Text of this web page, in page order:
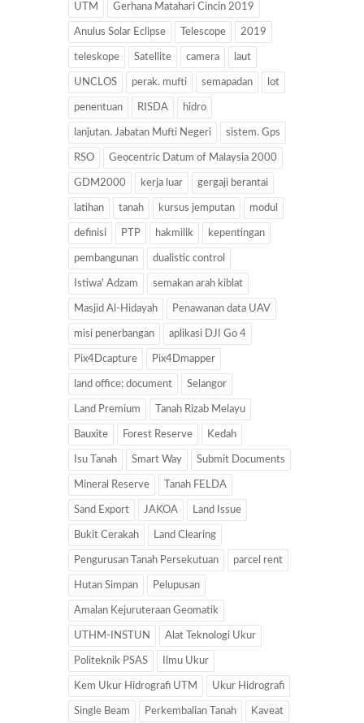
UTM Gerhana Matahari Cincin 2019
Anulus Solar Eclipse Telescope 2019
teleskope Satellite camera laut
UNCLOS perak. mufti semapadan lot
penentuan RISDA hidro
lanjutan. Jabatan Mufti Negeri sistem. Gps
RSO Geocentric Datum of Malaysia 2000
GDM2000 kerja luar gergaji berantai
latihan tanah kursus jemputan modul
definisi PTP hakmilik kepentingan
pembangunan dualistic control
Istiwa' Adzam semakan arah kiblat
Masjid Al-Hidayah Penawanan data UAV
misi penerbangan aplikasi DJI Go 4
Pix4Dcapture Pix4Dmapper
land office; document Selangor
Land Premium Tanah Rizab Melayu
Bauxite Forest Reserve Kedah
Isu Tanah Smart Way Submit Documents
Mineral Reserve Tanah FELDA
Sand Export JAKOA Land Issue
Bukit Cerakah Land Clearing
Pengurusan Tanah Persekutuan parcel rent
Hutan Simpan Pelupusan
Amalan Kejuruteraan Geomatik
UTHM-INSTUN Alat Teknologi Ukur
Politeknik PSAS Ilmu Ukur
Kem Ukur Hidrografi UTM Ukur Hidrografi
Single Beam Perkembalian Tanah Kaveat